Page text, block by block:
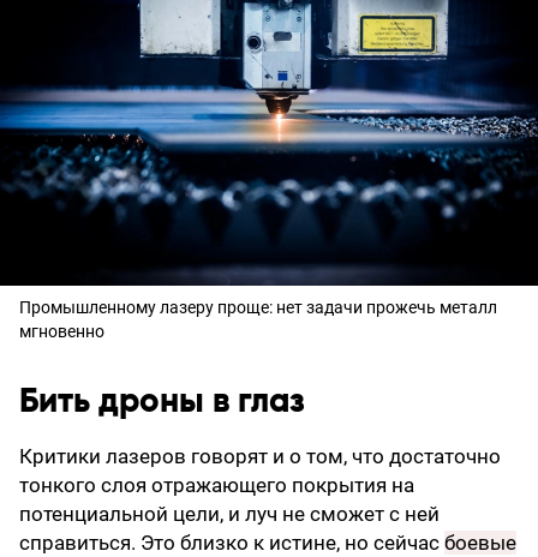
Промышленному лазеру проще: нет задачи прожечь металл
мгновенно
Бить дроны в глаз
Критики лазеров говорят и о том, что достаточно
тонкого слоя отражающего покрытия на
потенциальной цели, и луч не сможет с ней
справиться. Это близко к истине, но сейчас боевые